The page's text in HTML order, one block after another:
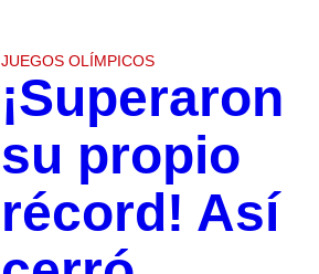
JUEGOS OLÍMPICOS
¡Superaron
su propio
récord! Así